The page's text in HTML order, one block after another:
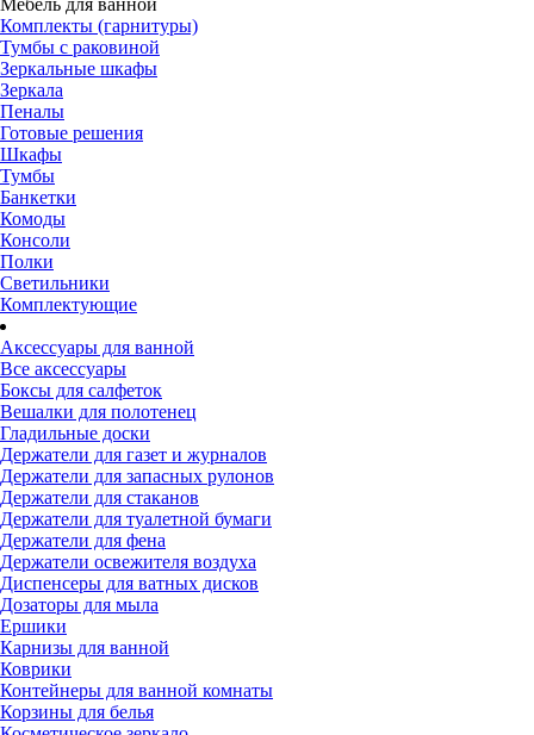
Мебель для ванной
Комплекты (гарнитуры)
Тумбы с раковиной
Зеркальные шкафы
Зеркала
Пеналы
Готовые решения
Шкафы
Тумбы
Банкетки
Комоды
Консоли
Полки
Светильники
Комплектующие
Аксессуары для ванной
Все аксессуары
Боксы для салфеток
Вешалки для полотенец
Гладильные доски
Держатели для газет и журналов
Держатели для запасных рулонов
Держатели для стаканов
Держатели для туалетной бумаги
Держатели для фена
Держатели освежителя воздуха
Диспенсеры для ватных дисков
Дозаторы для мыла
Ершики
Карнизы для ванной
Коврики
Контейнеры для ванной комнаты
Корзины для белья